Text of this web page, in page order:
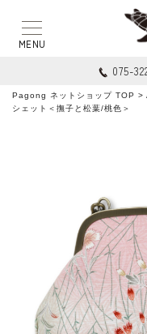
075-
Pagong ネットショップ TOP >
シェット＜撫子と松葉/桃色＞